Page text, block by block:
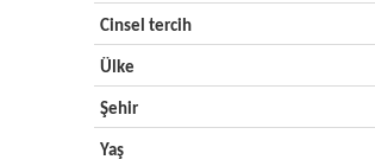
Cinsel tercih
Ülke
Şehir
Yaş